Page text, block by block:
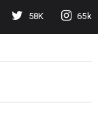
58K 65k